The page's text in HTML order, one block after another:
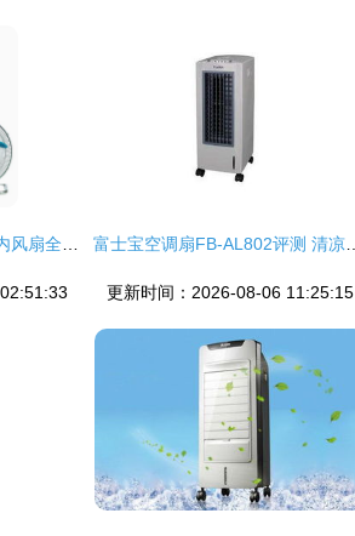
更新时间：2026-08-06 11:25:15